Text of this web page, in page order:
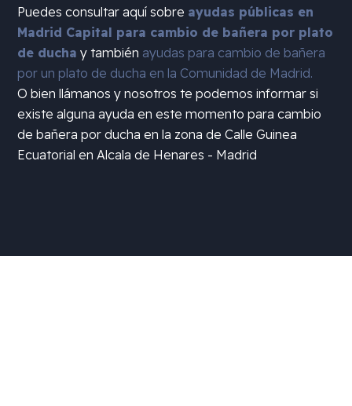
Puedes consultar aquí sobre ayudas públicas en
Madrid Capital para cambio de bañera por plato
de ducha y también ayudas para cambio de bañera
por un plato de ducha en la Comunidad de Madrid.
O bien llámanos y nosotros te podemos informar si
existe alguna ayuda en este momento para cambio
de bañera por ducha en la zona deCalle Guinea
Ecuatorial en Alcala de Henares - Madrid